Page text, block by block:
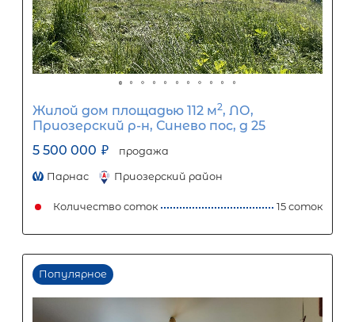
12%
1 5 10 15 20
Размер кредита
2 200 000 ₽
3 300 000
26 457